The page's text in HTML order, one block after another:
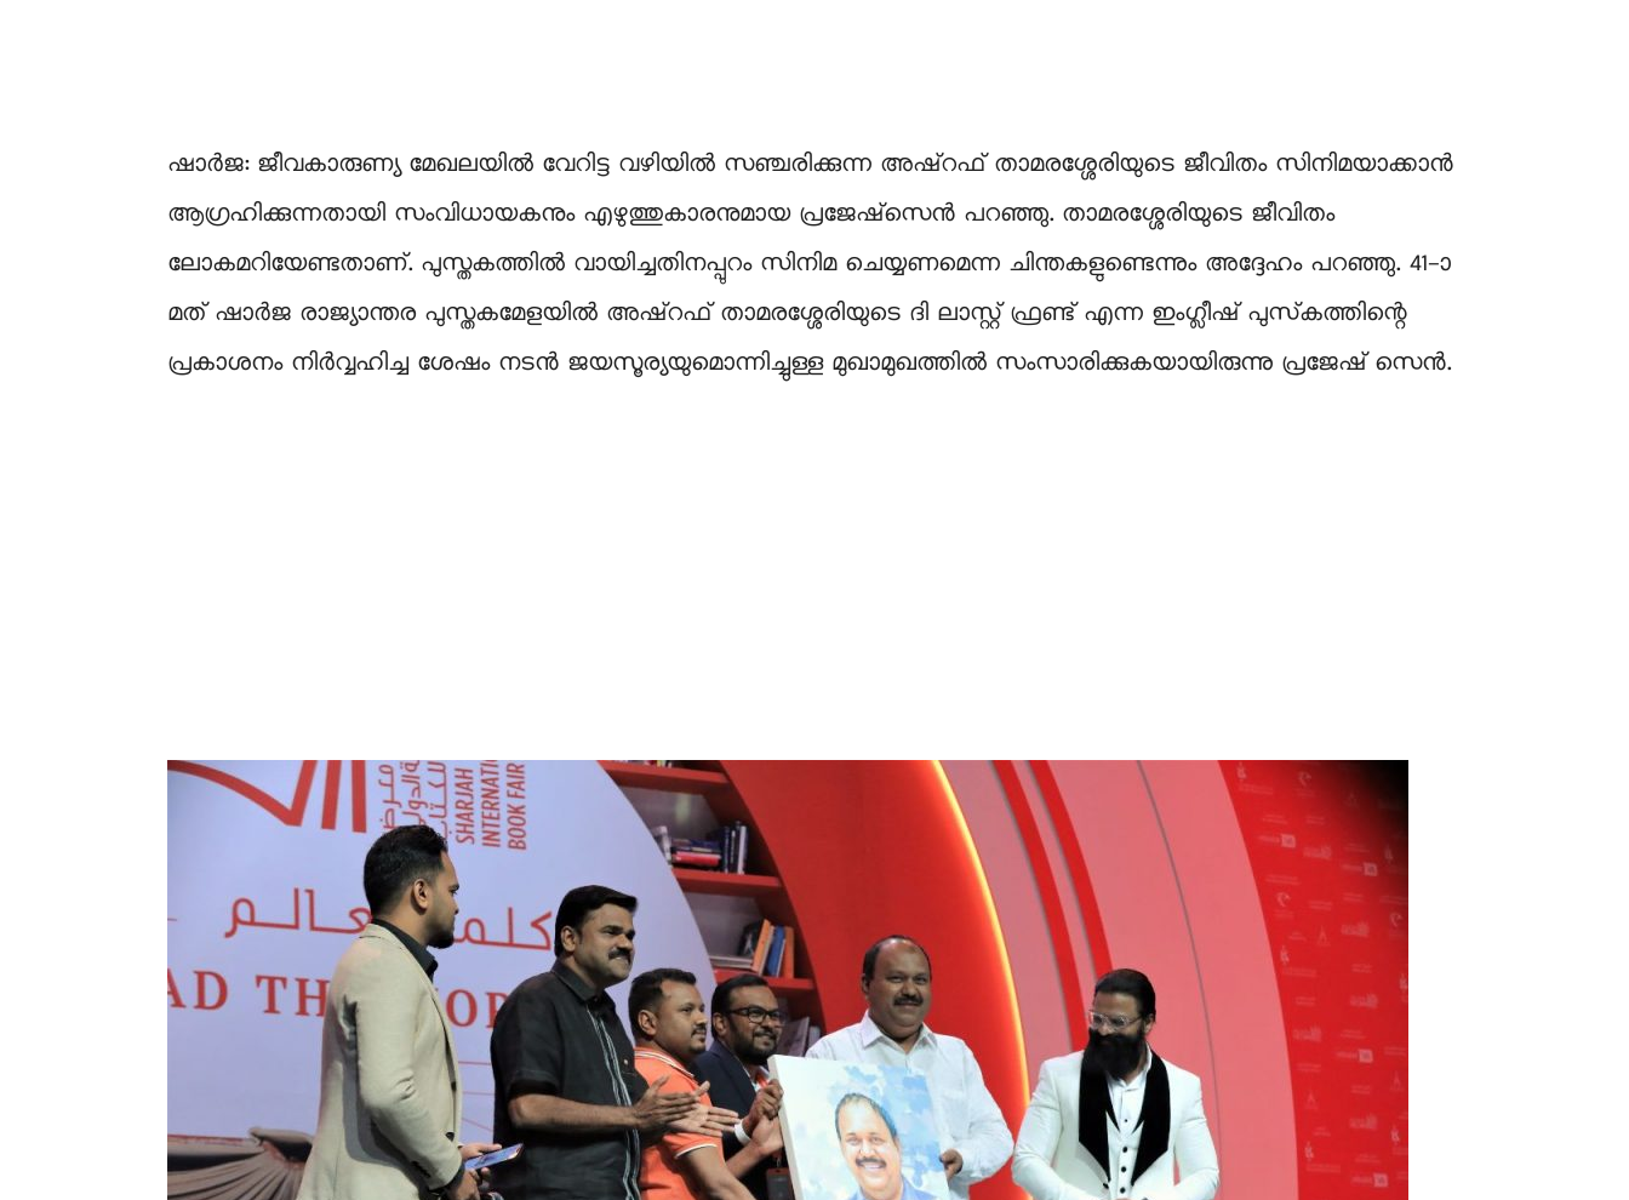
ഷാര്‍ജ: ജീവകാരുണ്യ മേഖലയില്‍ വേറിട്ട വഴിയില്‍ സഞ്ചരിക്കുന്ന അഷ്‌റഫ് താമരശ്ശേരിയുടെ ജീവിതം സിനിമയാക്കാന്‍
ആഗ്രഹിക്കുന്നതായി സംവിധായകനും എഴുത്തുകാരനുമായ പ്രജേഷ്‌സെന്‍ പറഞ്ഞു. താമരശ്ശേരിയുടെ ജീവിതം
ലോകമറിയേണ്ടതാണ്. പുസ്തകത്തില്‍ വായിച്ചതിനപ്പുറം സിനിമ ചെയ്യണമെന്ന ചിന്തകളുണ്ടെന്നും അദ്ദേഹം പറഞ്ഞു. 41-ാ
മത് ഷാര്‍ജ രാജ്യാന്തര പുസ്തകമേളയില്‍ അഷ്‌റഫ് താമരശ്ശേരിയുടെ ദി ലാസ്റ്റ് ഫ്രണ്ട് എന്ന ഇംഗ്ലീഷ് പുസ്‌കത്തിന്റെ
പ്രകാശനം നിര്‍വ്വഹിച്ച ശേഷം നടന്‍ ജയസൂര്യയുമൊന്നിച്ചുള്ള മുഖാമുഖത്തില്‍ സംസാരിക്കുകയായിരുന്നു പ്രജേഷ് സെന്‍.